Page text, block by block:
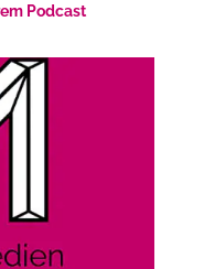
Podcast